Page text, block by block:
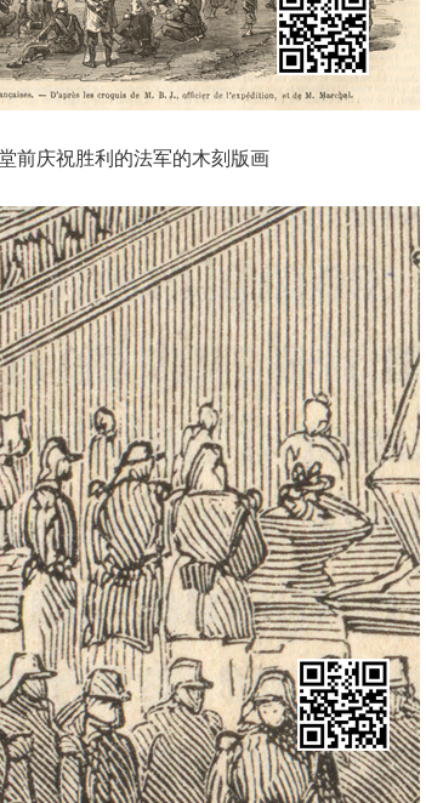
前庆祝胜利的法军的木刻版画